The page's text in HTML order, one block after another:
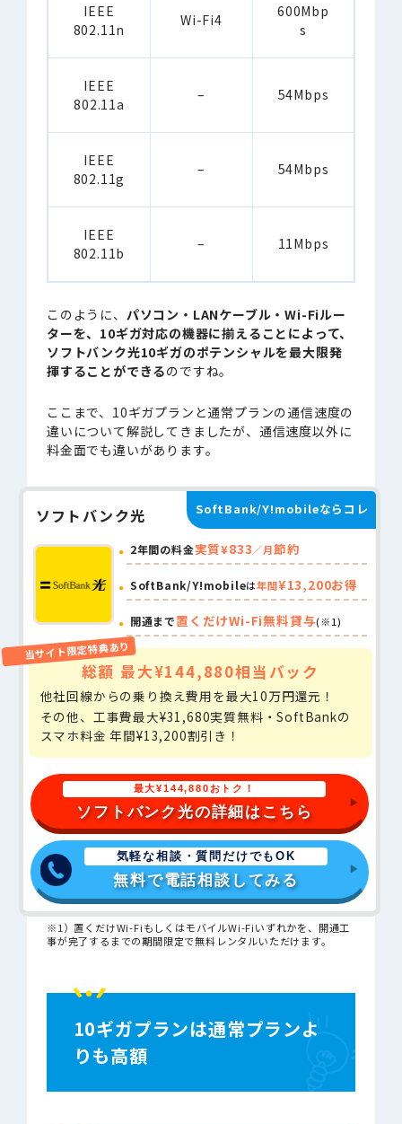
IEEE
802.11n
Wi-Fi4
600Mbp
s
IEEE
802.11a
– 54Mbps
IEEE
802.11g
– 54Mbps
IEEE
802.11b
– 11Mbps
このように、 パソコン・LANケーブル・Wi-Fiルー
ターを、10ギガ対応の機器に揃えることによって、
ソフトバンク光10ギガのポテンシャルを最大限発
揮することができるのですね。
ここまで、10ギガプランと通常プランの通信速度の
違いについて解説してきましたが、通信速度以外に
料金面でも違いがあります。
ソフトバンク光 SoftBank/Y!mobileならコレ
2年間の料金実質¥833／月節約
SoftBank/Y!mobileは年間¥13,200お得
開通まで置くだけWi-Fi無料貸与(※1)
総額 最大¥144,880相当バック
他社回線からの乗り換え費用を最大10万円還元！
その他、工事費最大¥31,680実質無料・SoftBankの
スマホ料金 年間¥13,200割引き！
最大¥144,880おトク！
ソフトバンク光の詳細はこちら
気軽な相談・質問だけでもOK
無料で電話相談してみる
※1）置くだけWi-FiもしくはモバイルWi-Fiいずれかを、開通工
事が完了するまでの期間限定で無料レンタルいただけます。
10ギガプランは通常プランよ
りも高額